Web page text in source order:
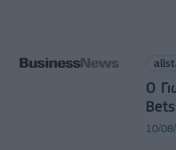
O
10/